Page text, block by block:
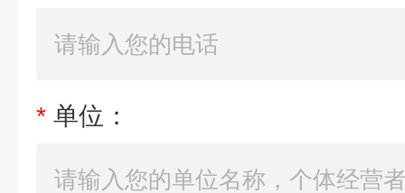
* 单位：